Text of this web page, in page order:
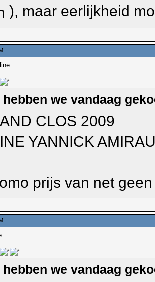
), maar eerlijkheid
hebben we vandaag
CLOS 2009
YANNICK
prijs van net
hebben we vandaag